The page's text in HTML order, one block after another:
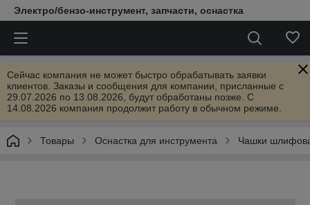
Электро/бензо-инструмент, запчасти, оснастка
Сейчас компания не может быстро обрабатывать заявки
клиентов. Заказы и сообщения для компании, присланные с
29.07.2026 по 13.08.2026, будут обработаны позже. С
14.08.2026 компания продолжит работу в обычном режиме.
Товары Оснастка для инструмента Чашки